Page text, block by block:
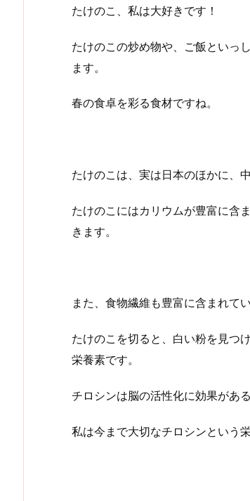
たけのこ、私は大好きです！
たけのこの炒め物や、ご飯といっ
ます。
春の食卓を彩る食材ですね。
たけのこは、実は日本のほかに、
たけのこにはカリウムが豊富に含
きます。
また、食物繊維も豊富に含まれて
たけのこを切ると、白い粉を見つ
栄養素です。
チロシンは脳の活性化に効果があ
私は今まで大切なチロシンという